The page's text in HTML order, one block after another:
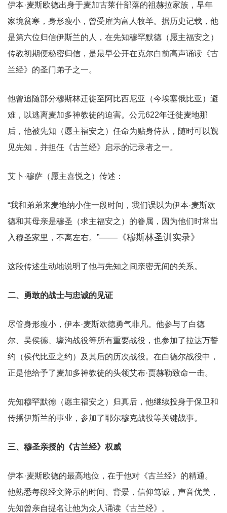
伊本·麦斯欧德出身于麦加古莱什部落的祖赫拉家族，早年
家境贫寒，身形瘦小，曾受雇为富人牧羊。据历史记载，他
是第六位归信伊斯兰的人，在先知穆罕默德（愿主福安之）
传教初期便秘密归信，是最早公开在克尔白前高声诵读《古
兰经》的圣门弟子之一。
他曾追随部分穆斯林迁徙至阿比西尼亚（今埃塞俄比亚）避
难，以逃离麦加多神教徒的迫害。公元622年迁徙麦地那
后，他被先知（愿主福安之）任命为贴身侍从，随时可以觐
见先知，并担任《古兰经》启示的记录者之一。
艾卜·穆萨（愿主喜悦之）传述：
“我和弟弟来麦地纳小住一段时间，我们误以为伊本·麦斯欧
德和其母亲是穆圣（求主福安之）的眷属，因为他们时常出
入穆圣家里，不离左右。”——《穆斯林圣训实录》
这段传述生动地说明了他与先知之间亲密无间的关系。
二、勇敢的战士与忠诚的见证
尽管身形瘦小，伊本·麦斯欧德勇气非凡。他参与了白德
尔、吴侯德、壕沟战役等所有重要战役，也参加了拉达万誓
约（侯代比亚之约）及其后的历次战役。在白德尔战役中，
正是他给予了麦加多神教徒的头领艾布·贾赫勒致命一击。
先知穆罕默德（愿主福安之）归真后，他继续投身于保卫和
传播伊斯兰的事业，参加了耶尔穆克战役等关键战事。
三、穆圣亲授的《古兰经》权威
伊本·麦斯欧德的最高地位，在于他对《古兰经》的精通。
他熟悉每段经文降示的时间、背景，信仰笃诚，声音优美，
先知曾亲自提名让他为众人诵读《古兰经》。